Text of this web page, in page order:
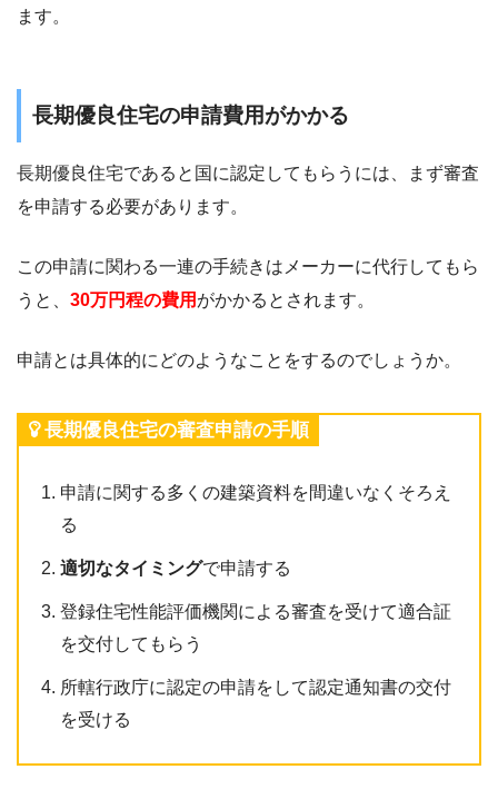
ます。
長期優良住宅の申請費用がかかる
長期優良住宅であると国に認定してもらうには、まず審査
を申請する必要があります。
この申請に関わる一連の手続きはメーカーに代行してもら
うと、 30万円程の費用 がかかるとされます。
申請とは具体的にどのようなことをするのでしょうか。
長期優良住宅の審査申請の手順
申請に関する多くの建築資料を間違いなくそろえ
る
適切なタイミングで申請する
登録住宅性能評価機関による審査を受けて適合証
を交付してもらう
所轄行政庁に認定の申請をして認定通知書の交付
を受ける